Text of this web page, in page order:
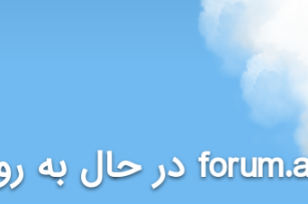
در حال به